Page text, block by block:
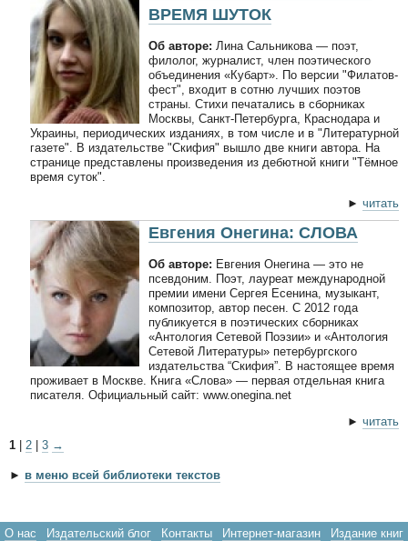
ВРЕМЯ ШУТОК
Об авторе: Лина Сальникова — поэт,
филолог, журналист, член поэтического
объединения «Кубарт». По версии "Филатов-
фест", входит в сотню лучших поэтов
страны. Стихи печатались в сборниках
Москвы, Санкт-Петербурга, Краснодара и
Украины, периодических изданиях, в том числе и в "Литературной
газете". В издательстве "Скифия" вышло две книги автора. На
странице представлены произведения из дебютной книги "Тёмное
время суток".
► читать
Евгения Онегина: СЛОВА
Об авторе: Евгения Онегина — это не
псевдоним. Поэт, лауреат международной
премии имени Сергея Есенина, музыкант,
композитор, автор песен. С 2012 года
публикуется в поэтических сборниках
«Антология Сетевой Поэзии» и «Антология
Сетевой Литературы» петербургского
издательства “Скифия”. В настоящее время
проживает в Москве. Книга «Слова» — первая отдельная книга
писателя. Официальный сайт: www.onegina.net
► читать
1
2 3 →
► в меню всей библиотеки текстов
О нас Издательский блог Контакты Интернет-магазин
Издание книг